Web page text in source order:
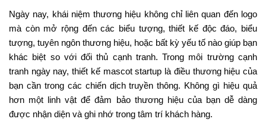
Ngày nay, khái niệm thương hiệu không chỉ liên quan đến logo
mà còn mở rộng đến các biểu tượng, thiết kế độc đáo, biểu
tượng, tuyên ngôn thương hiệu, hoặc bất kỳ yếu tố nào giúp bạn
khác biệt so với đối thủ cạnh tranh. Trong môi trường cạnh
tranh ngày nay, thiết kế mascot startup là điều thương hiệu của
bạn cần trong các chiến dịch truyền thông. Không gì hiệu quả
hơn một linh vật để đảm bảo thương hiệu của bạn dễ dàng
được nhận diện và ghi nhớ trong tâm trí khách hàng.